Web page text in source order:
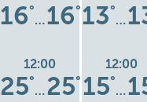
16°
…16°
12:00
25°
…25°
13°
…
12:00
15°
…